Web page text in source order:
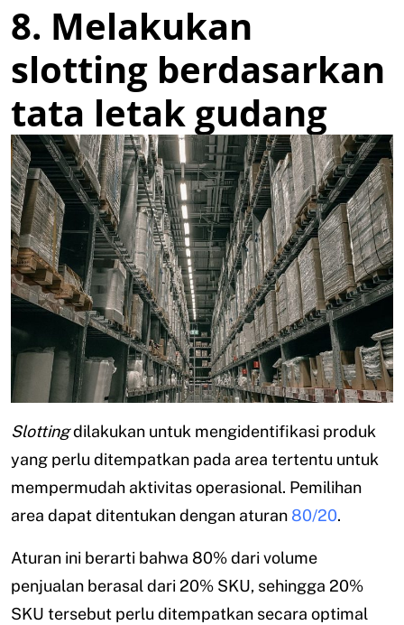
8. Melakukan
slotting berdasarkan
tata letak gudang
Slottingdilakukan untuk mengidentifikasi produk
yang perlu ditempatkan pada area tertentu untuk
mempermudah aktivitas operasional. Pemilihan
area dapat ditentukan dengan aturan 80/20.
Aturan ini berarti bahwa 80% dari volume
penjualan berasal dari 20% SKU, sehingga 20%
SKU tersebut perlu ditempatkan secara optimal